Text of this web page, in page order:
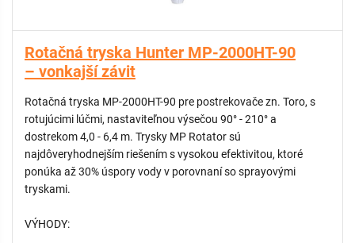
Rotačná tryska Hunter MP-2000HT-90
– vonkajší závit
Rotačná tryska MP-2000HT-90 pre postrekovače zn. Toro, s
rotujúcimi lúčmi, nastaviteľnou výsečou 90° - 210° a
dostrekom 4,0 - 6,4 m. Trysky MP Rotator sú
najdôveryhodnejším riešením s vysokou efektivitou, ktoré
ponúka až 30% úspory vody v porovnaní so sprayovými
tryskami.
VÝHODY: